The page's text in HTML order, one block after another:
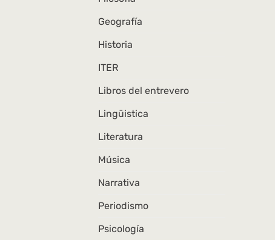
Geografía
Historia
ITER
Libros del entrevero
Lingüistica
Literatura
Música
Narrativa
Periodismo
Psicología